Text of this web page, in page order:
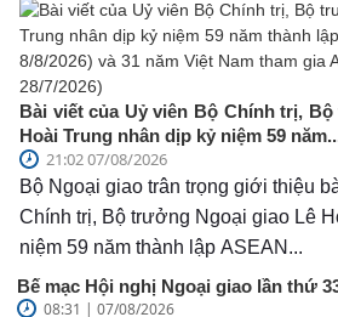
Bài viết của Uỷ viên Bộ Chính trị,
Hoài Trung nhân dịp kỷ niệm 59
21:02 07/08/2026
Bộ Ngoại giao trân trọng giới thiệu
Chính trị, Bộ trưởng Ngoại giao Lê
niệm 59 năm thành lập ASEAN...
Bế mạc Hội nghị Ngoại giao lần thứ
08:31 | 07/08/2026